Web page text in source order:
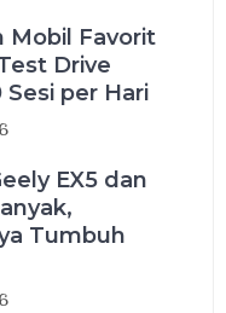
Mobil Favorit
Drive
per Hari
EX5 dan
Tumbuh